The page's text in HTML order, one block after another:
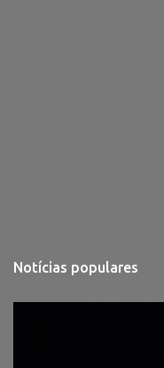
Notícias populares